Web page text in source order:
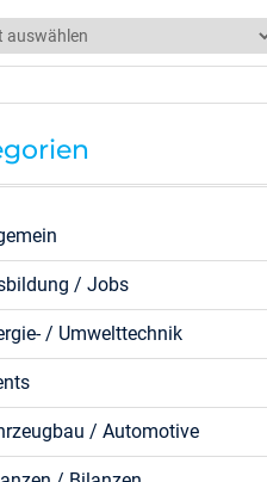
/ Jobs
/ Umwelttechnik
/ Automotive